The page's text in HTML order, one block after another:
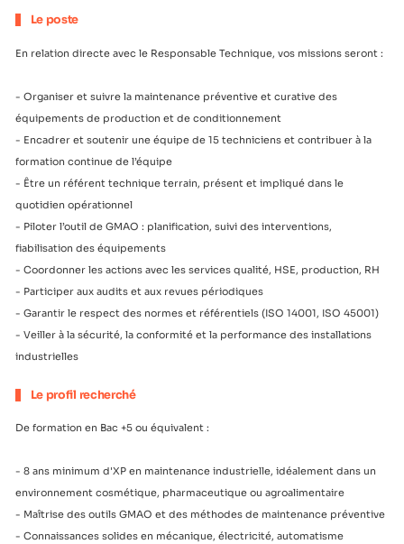
Le poste
En relation directe avec le Responsable Technique, vos missions seront :
- Organiser et suivre la maintenance préventive et curative des
équipements de production et de conditionnement
- Encadrer et soutenir une équipe de 15 techniciens et contribuer à la
formation continue de l’équipe
- Être un référent technique terrain, présent et impliqué dans le
quotidien opérationnel
- Piloter l’outil de GMAO : planification, suivi des interventions,
fiabilisation des équipements
- Coordonner les actions avec les services qualité, HSE, production, RH
- Participer aux audits et aux revues périodiques
- Garantir le respect des normes et référentiels (ISO 14001, ISO 45001)
- Veiller à la sécurité, la conformité et la performance des installations
industrielles
Le profil recherché
De formation en Bac +5 ou équivalent :
- 8 ans minimum d'XP en maintenance industrielle, idéalement dans un
environnement cosmétique, pharmaceutique ou agroalimentaire
- Maîtrise des outils GMAO et des méthodes de maintenance préventive
- Connaissances solides en mécanique, électricité, automatisme